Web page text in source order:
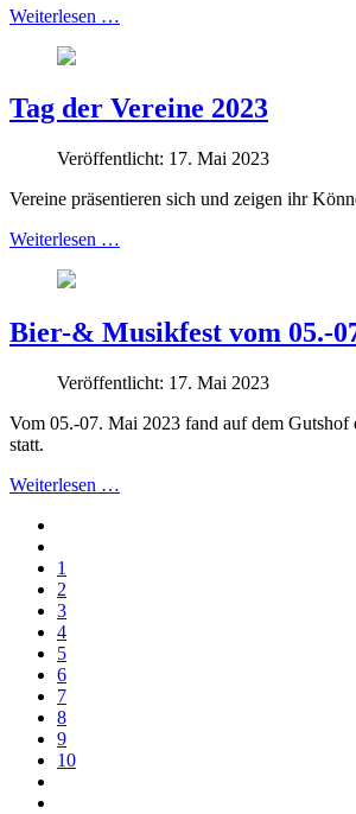
Weiterlesen …
Tag der Vereine 2023
Veröffentlicht: 17. Mai 2023
Vereine präsentieren sich und zeigen ihr
Weiterlesen …
Bier-& Musikfest vom 05.-
Veröffentlicht: 17. Mai 2023
Vom 05.-07. Mai 2023 fand auf dem
statt.
Weiterlesen …
1
2
3
4
5
6
7
8
9
10